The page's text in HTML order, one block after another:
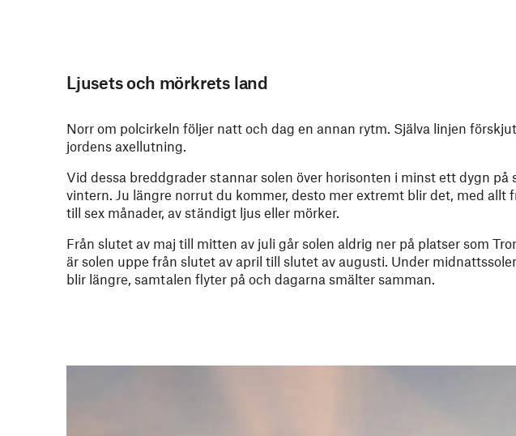
Ljusets och mörkrets land
Norr om polcirkeln följer natt och dag en annan rytm. Själva linjen
jordens axellutning.
Vid dessa breddgrader stannar solen över horisonten i minst ett dygn
vintern. Ju längre norrut du kommer, desto mer extremt blir det, med allt
till sex månader, av ständigt ljus eller mörker.
Från slutet av maj till mitten av juli går solen aldrig ner på platser som
är solen uppe från slutet av april till slutet av augusti. Under
blir längre, samtalen flyter på och dagarna smälter samman.